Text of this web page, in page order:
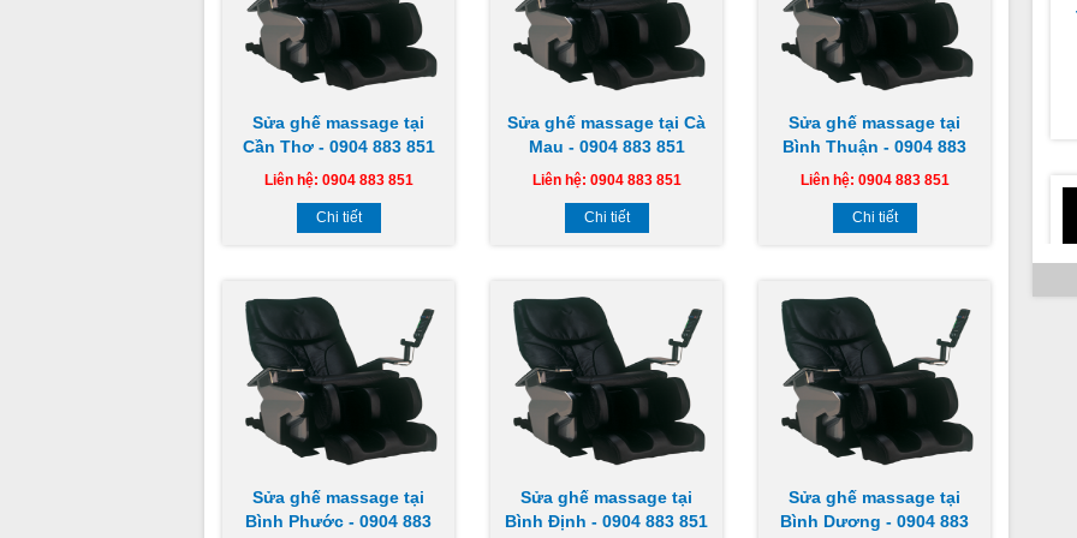
Sửa ghế massage tại
Cần Thơ - 0904 883 851
Liên hệ: 0904 883 851
Chi tiết
Sửa ghế massage tại Cà
Mau - 0904 883 851
Liên hệ: 0904 883 851
Chi tiết
Sửa ghế massage tại
Bình Thuận - 0904 883
851
Liên hệ: 0904 883 851
Chi tiết
Sửa ghế massage tại
Bình Phước - 0904 883
Sửa ghế massage tại
Bình Định - 0904 883 851
Sửa ghế massage tại
Bình Dương - 0904 883